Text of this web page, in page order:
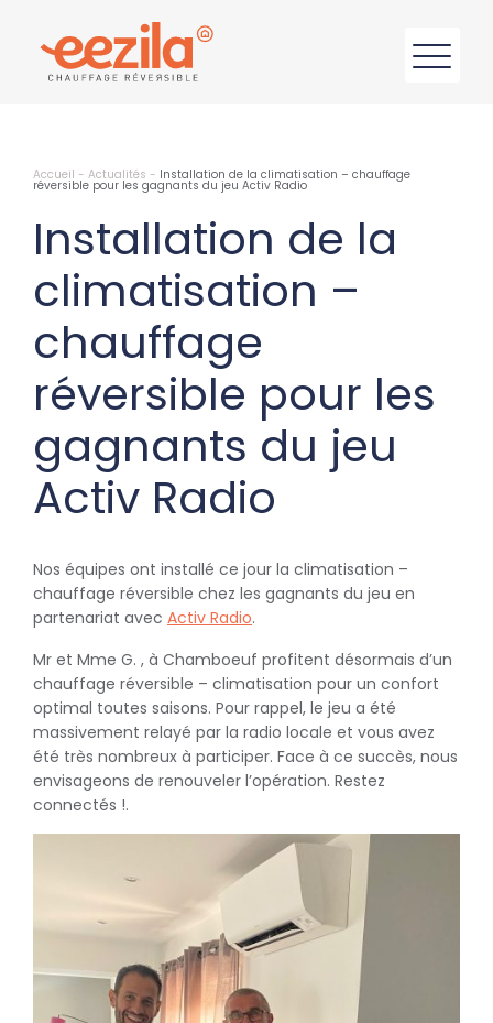
Accueil - Actualités - Installation de la climatisation – chauffage
réversible pour les gagnants du jeu Activ Radio
Installation de la
climatisation –
chauffage
réversible pour les
gagnants du jeu
Activ Radio
Nos équipes ont installé ce jour la climatisation –
chauffage réversible chez les gagnants du jeu en
partenariat avec Activ Radio.
Mr et Mme G. , à Chamboeuf profitent désormais d’un
chauffage réversible – climatisation pour un confort
optimal toutes saisons. Pour rappel, le jeu a été
massivement relayé par la radio locale et vous avez
été très nombreux à participer. Face à ce succès, nous
envisageons de renouveler l’opération. Restez
connectés !.